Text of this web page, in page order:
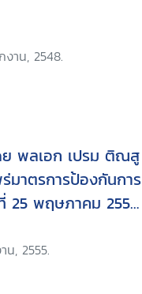
าน, 2548.
ย พลเอก เปรม ติณสู
มาตรการป้องกันการ
25 พฤษภาคม 2555
, 2555.